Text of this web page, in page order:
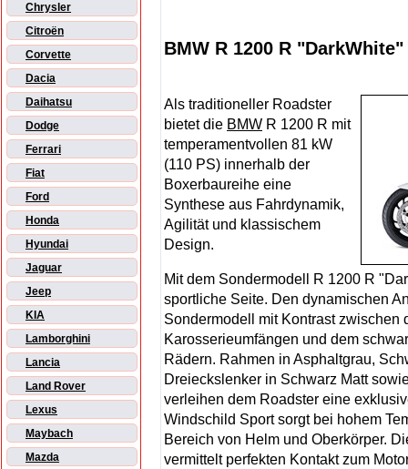
Chrysler
Citroën
Corvette
Dacia
Daihatsu
Dodge
Ferrari
Fiat
Ford
Honda
Hyundai
Jaguar
Jeep
KIA
Lamborghini
Lancia
Land Rover
Lexus
Maybach
Mazda
BMW R 1200 R
Als traditioneller Roadster
bietet die BMW R 1200 R mit
temperamentvollen 81 kW
(110 PS) innerhalb der
Boxerbaureihe eine
Synthese aus Fahrdynamik,
Agilität und klassischem
Design.
Mit dem Sondermodell R 1200 R
sportliche Seite. Den dynamischen
Sondermodell mit Kontrast zwischen
Karosserieumfängen und dem
Rädern. Rahmen in Asphaltgrau,
Dreieckslenker in Schwarz Matt
verleihen dem Roadster eine
Windschild Sport sorgt bei hohem
Bereich von Helm und Oberkörper.
vermittelt perfekten Kontakt zum